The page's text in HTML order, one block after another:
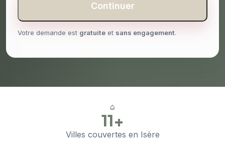
Continuer
Votre demande est gratuite et sans engagement.
⌂
11+
Villes couvertes en Isère